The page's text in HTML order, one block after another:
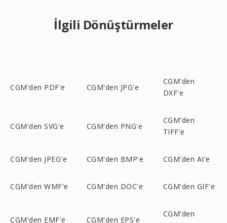
İlgili Dönüştürmeler
CGM'den PDF'e CGM'den JPG'e
CGM'den
DXF'e
CGM'den SVG'e CGM'den PNG'e
CGM'den
TIFF'e
CGM'den JPEG'e CGM'den BMP'e CGM'den AI'e
CGM'den WMF'e CGM'den DOC'e CGM'den GIF'e
CGM'den EMF'e CGM'den EPS'e
CGM'den